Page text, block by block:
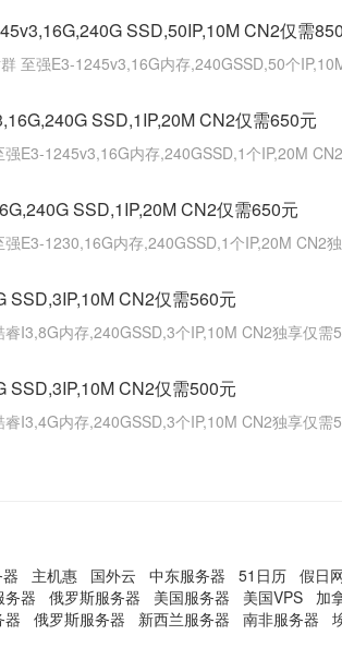
SSD,50IP,10M CN2仅需
至强E3-1245v3,16G内存,240GSSD,50个
SSD,1IP,20M CN2仅需650元
强E3-1245v3,16G内存,240GSSD,1个IP,20M
SSD,1IP,20M CN2仅需650元
强E3-1230,16G内存,240GSSD,1个IP,20M CN2
SSD,3IP,10M CN2仅需560元
睿I3,8G内存,240GSSD,3个IP,10M CN2独享仅
SSD,3IP,10M CN2仅需500元
I3,4G内存,240GSSD,3个IP,10M CN2独享仅
主机惠 国外云 中东服务器 51日历 假日
务器 俄罗斯服务器 美国服务器 美国VPS 加
器 俄罗斯服务器 新西兰服务器 南非服务器